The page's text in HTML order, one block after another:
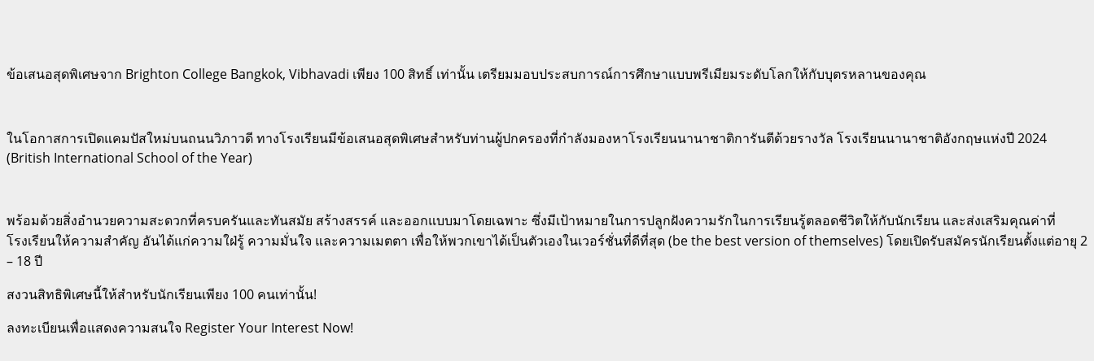
ข้อเสนอสุดพิเศษจาก Brighton College Bangkok, Vibhavadi เพียง 100 สิทธิ์ เท่านั้น เตรียมมอบประสบการณ์การศึกษาแบบพรีเมียมระดับโลกให้กับบุตรหลานของคุณ
ในโอกาสการเปิดแคมปัสใหม่บนถนนวิภาวดี ทางโรงเรียนมีข้อเสนอสุดพิเศษสำหรับท่านผู้ปกครองที่กำลังมองหาโรงเรียนนานาชาติการันตีด้วยรางวัล โรงเรียนนานาชาติอังกฤษแห่งปี 2024
(British International School of the Year)
พร้อมด้วยสิ่งอำนวยความสะดวกที่ครบครันและทันสมัย สร้างสรรค์ และออกแบบมาโดยเฉพาะ ซึ่งมีเป้าหมายในการปลูกฝังความรักในการเรียนรู้ตลอดชีวิตให้กับนักเรียน และส่งเสริมคุณค่าที่
โรงเรียนให้ความสำคัญ อันได้แก่ความใฝ่รู้ ความมั่นใจ และความเมตตา เพื่อให้พวกเขาได้เป็นตัวเองในเวอร์ชั่นที่ดีที่สุด (be the best version of themselves) โดยเปิดรับสมัครนักเรียนตั้งแต่อายุ 2
– 18 ปี
สงวนสิทธิพิเศษนี้ให้สำหรับนักเรียนเพียง 100 คนเท่านั้น!
ลงทะเบียนเพื่อแสดงความสนใจ Register Your Interest Now!